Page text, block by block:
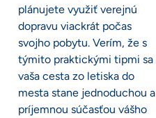
plánujete využiť verejnú
dopravu viackrát počas
svojho pobytu. Verím, že s
týmito praktickými tipmi sa
vaša cesta zo letiska do
mesta stane jednoduchou a
príjemnou súčasťou vášho